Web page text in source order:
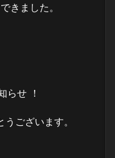
きました。
らせ ！
ございます。